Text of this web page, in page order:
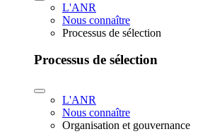
L'ANR
Nous connaître
Processus de sélection
Processus de sélection
L'ANR
Nous connaître
Organisation et gouvernance